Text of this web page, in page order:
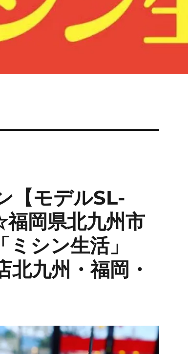
【モデルSL-
岡県北九州市
シン生活」
九州・福岡・